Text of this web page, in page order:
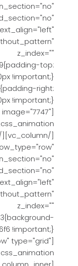
z_index=""
top:
right:
z_index=""
type="grid"